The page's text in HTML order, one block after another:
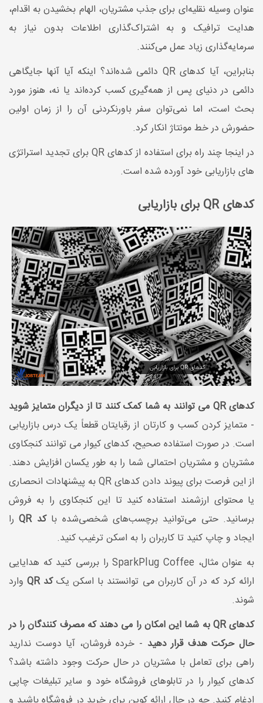
عنوان وسیله نقلیه‌ای برای جذب مشتریان، الهام بخشیدن به اقدام،
هدایت ترافیک و به اشتراک‌گذاری اطلاعات بدون نیاز به
سرمایه‌گذاری زیاد عمل می‌کنند.
بنابراین، آیا کدهای QR دائمی شده‌اند؟ اینکه آیا آنها جایگاهی
دائمی در دنیای پس از همه‌گیری کسب کرده‌اند یا نه، هنوز مورد
بحث است، اما نمی‌توان سفر باورنکردنی آن را از زمان اولین
حضورش در خط مونتاژ انکار کرد.
در اینجا چند راه برای استفاده از کدهای QR برای تجدید استراتژی
های بازاریابی خود آورده شده است.
کدهای QR برای بازاریابی
کدهای QR می توانند به شما کمک کنند تا از دیگران متمایز شوید
- متمایز کردن کسب و کارتان از رقبایتان قطعاً یک درس بازاریابی
است. در صورت استفاده صحیح، کدهای کیوار می توانند کنجکاوی
مشتریان و مشتریان احتمالی شما را به طور یکسان افزایش دهند.
از این فرصت برای پیوند دادن کدهای QR به پیشنهادات انحصاری
یا محتوای ارزشمند استفاده کنید تا این کنجکاوی را به فروش
برسانید. حتی می‌توانید برچسب‌های شخصی‌شده باکد QR
را
ایجاد و چاپ کنید تا کاربران را به اسکن ترغیب کنید.
به عنوان مثال، SparkPlug Coffee را بررسی کنید که هدایایی
ارائه کرد که در آن کاربران می توانستند با اسکن یککد QR
وارد
شوند.
کدهای QR به شما این امکان را می دهند که مصرف کنندگان را در
حال حرکت هدف قرار دهید - خرده فروشان، آیا دوست ندارید
راهی برای تعامل با مشتریان در حال حرکت وجود داشته باشد؟
کدهای کیوار را در تابلوهای فروشگاه خود و سایر تبلیغات چاپی